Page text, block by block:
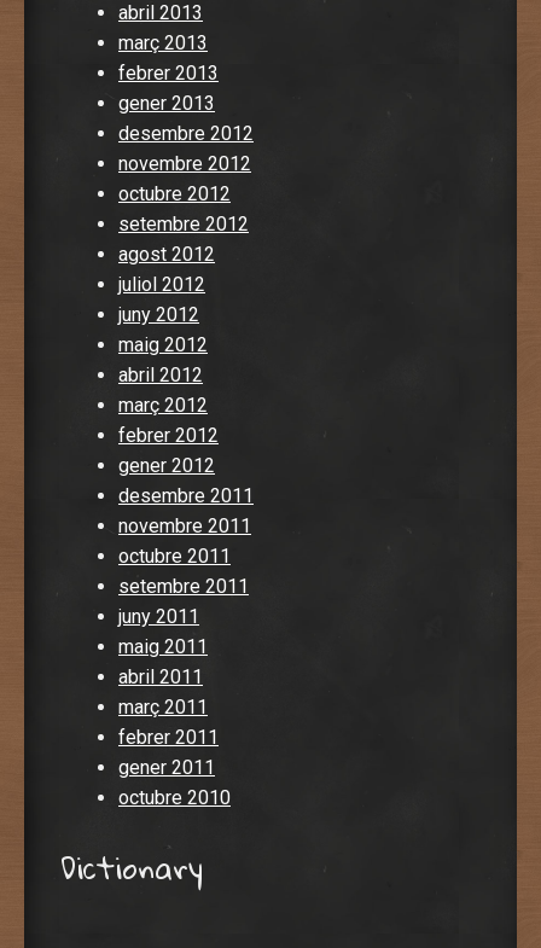
abril 2013
març 2013
febrer 2013
gener 2013
desembre 2012
novembre 2012
octubre 2012
setembre 2012
agost 2012
juliol 2012
juny 2012
maig 2012
abril 2012
març 2012
febrer 2012
gener 2012
desembre 2011
novembre 2011
octubre 2011
setembre 2011
juny 2011
maig 2011
abril 2011
març 2011
febrer 2011
gener 2011
octubre 2010
Dictionary